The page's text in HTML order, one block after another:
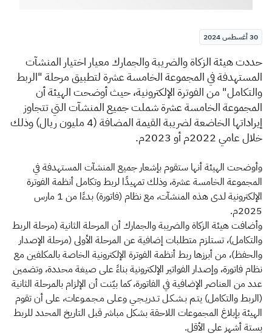
30 أغسطس 2024
​​حددت هيئة الزكاة والضريبة والجمارك معيار اختيار المنشآت
المستهدفة في المجموعة الخامسة عشرة لتطبيق مرحلة "الربط
والتكامل" من الفوترة الإلكترونية، حيث أوضحت الهيئة أن
المجموعة الخامسة عشرة شملت جميع المنشآت التي تتجاوز
إيراداتها الخاضعة لضريبة القيمة المضافة (4 مليون ريال) وذلك
خلال عامي 2022م أو 2023م.​
وأوضحت الهيئة أنها ستقوم بإشعار جميع المنشآت المستهدفة في
المجموعة الخامسة عشرة، وذلك تمهيدًا لربط وتكامل أنظمة الفوترة
الإلكترونية لدى هذه المنشآت، مع نظام (فاتورة) بدءًا من 1 مارس
2025م.
وأضافت هيئة الزكاة والضريبة والجمارك أن المرحلة الثانية (مرحلة الربط
والتكامل)، تستلزم متطلبات إضافية عن المرحلة الأولى (مرحلة الإصدار
والحفظ)، من أبرزها ربط أنظمة الفوترة الإلكترونية الخاصة بالمكلفين مع
نظام فاتورة، وإصدار الفواتير الإلكترونية بناءً على صيغة محددة، وتضمين
عدد من العناصر الإضافية في الفاتورة، كما بيّنت أن الإلزام بالمرحلة الثانية
(الربط والتكامل) يتـم بـشـكـل تـدريـجـي وعـلى مـجـمـوعات، على أن تقوم
الهيئة بإبلاغ المجموعات اللاحقة بشكل مباشر قبل التاريخ المحدد للربط
بستة أشهر على الأقل.